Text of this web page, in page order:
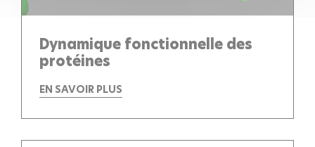
Dynamique fonctionnelle des
protéines
EN SAVOIR PLUS